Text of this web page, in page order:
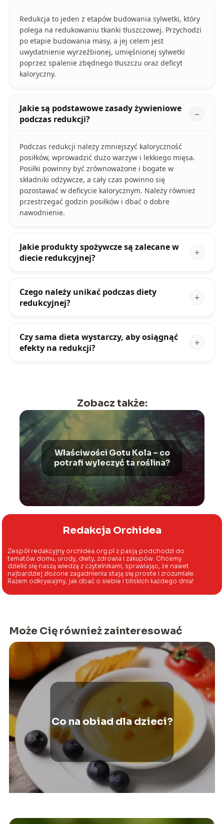
Redukcja to jeden z etapów budowania sylwetki, który
polega na redukowaniu tkanki tłuszczowej. Przychodzi
po etapie budowania masy, a jej celem jest
uwydatnienie wyrzeźbionej, umięśnionej sylwetki
poprzez spalenie zbędnego tłuszczu oraz deficyt
kaloryczny.
Jakie są podstawowe zasady żywieniowe
podczas redukcji?
Podczas redukcji należy zmniejszyć kaloryczność
posiłków, wprowadzić dużo warzyw i lekkiego mięsa.
Posiłki powinny być zrównoważone i bogate w
składniki odżywcze, a cały czas powinno się
pozostawać w deficycie kalorycznym. Należy również
przestrzegać godzin posiłków i dbać o dobre
nawodnienie.
Jakie produkty spożywcze są zalecane w
diecie redukcyjnej?
Czego należy unikać podczas diety
redukcyjnej?
Czy sama dieta wystarczy, aby osiągnąć
efekty na redukcji?
Zobacz także:
Właściwości Gotu Kola – co
potrafi wyleczyć ta roślina?
Redakcja Orchidea
Zespół redakcyjny orchidea.org.pl z pasją podchodzi do
tematów domu, urody, diety, zdrowia i zakupów. Chcemy
dzielić się naszą wiedzą z czytelnikami, sprawiając, że nawet
najbardziej złożone zagadnienia stają się proste i zrozumiałe.
Razem odkrywajmy, jak dbać o siebie i bliskich każdego dnia!
Może Cię również zainteresować
Co na obiad dla dzieci?